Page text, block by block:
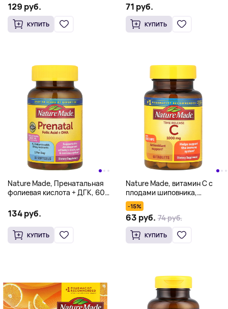
129 руб.
КУПИТЬ
71 руб.
КУПИТЬ
Nature Made, Пренатальная
фолиевая кислота + ДГК, 60
134 руб.
КУПИТЬ
Nature Made, витамин С с
плодами шиповника,
медленное высвобождение,
1000 мг, 60 таблеток
-15%
63 руб. 74 руб.
КУПИТЬ